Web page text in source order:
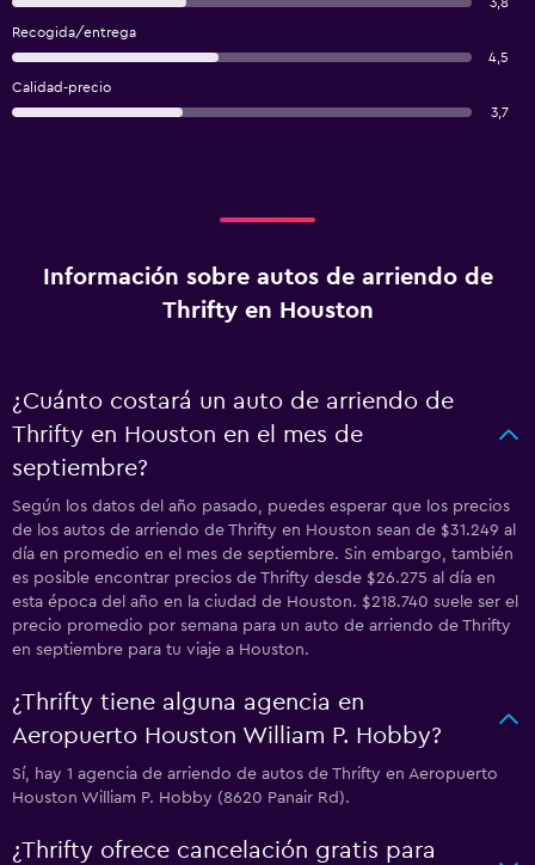
Recogida/entrega
4,5
Calidad-precio
3,7
Información sobre autos de arriendo de
Thrifty en Houston
¿Cuánto costará un auto de arriendo de
Thrifty en Houston en el mes de
septiembre?
Según los datos del año pasado, puedes esperar que los precios
de los autos de arriendo de Thrifty en Houston sean de $31.249 al
día en promedio en el mes de septiembre. Sin embargo, también
es posible encontrar precios de Thrifty desde $26.275 al día en
esta época del año en la ciudad de Houston. $218.740 suele ser el
precio promedio por semana para un auto de arriendo de Thrifty
en septiembre para tu viaje a Houston.
¿Thrifty tiene alguna agencia en
Aeropuerto Houston William P. Hobby?
Sí, hay 1 agencia de arriendo de autos de Thrifty en Aeropuerto
Houston William P. Hobby (8620 Panair Rd).
¿Thrifty ofrece cancelación gratis para